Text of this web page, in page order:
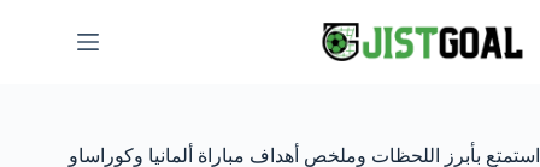
المحتوى
استمتع بأبرز اللحظات وملخص أهداف مباراة ألمانيا وكوراساو